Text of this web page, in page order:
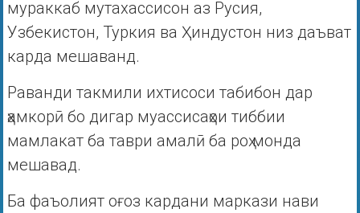
мураккаб мутахассисон аз Русия,
Узбекистон, Туркия ва Ҳиндустон низ даъват
карда мешаванд.
Раванди такмили ихтисоси табибон дар
ҳамкорӣ бо дигар муассисаҳои тиббии
мамлакат ба таври амалӣ ба роҳ монда
мешавад.
Ба фаъолият оғоз кардани маркази нави